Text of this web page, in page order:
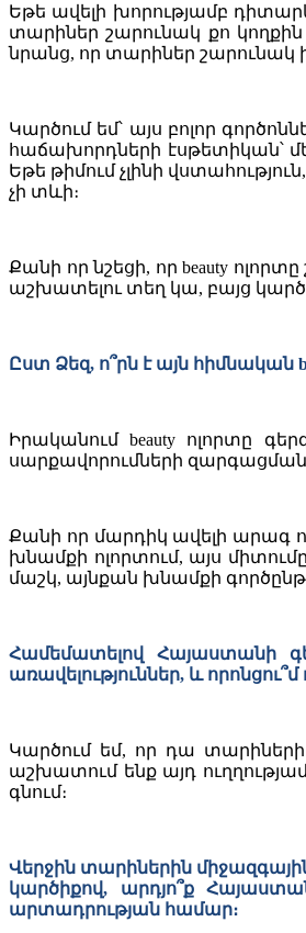
Եթե ավելի խորությամբ
տարիներ շարունակ քո կողքին
նրանց, որ տարիներ շարունակ
Կարծում եմ՝ այս բոլոր
հաճախորդների էսթետիկան՝
Եթե թիմում չլինի
չի տևի։
Քանի որ նշեցի, որ beauty
աշխատելու տեղ կա, բայց
Ըստ Ձեզ, ո՞րն է այն հիմնական
Իրականում beauty ոլորտը
սարքավորումների զարգացման
Քանի որ մարդիկ ավելի արագ ու
խնամքի ոլորտում, այս
մաշկ, այնքան խնամքի
Համեմատելով Հայաստանի
առավելություններ, և
Կարծում եմ, որ դա տարիների
աշխատում ենք այդ
գնում։
Վերջին տարիներին
կարծիքով, արդյո՞ք
արտադրության համար։